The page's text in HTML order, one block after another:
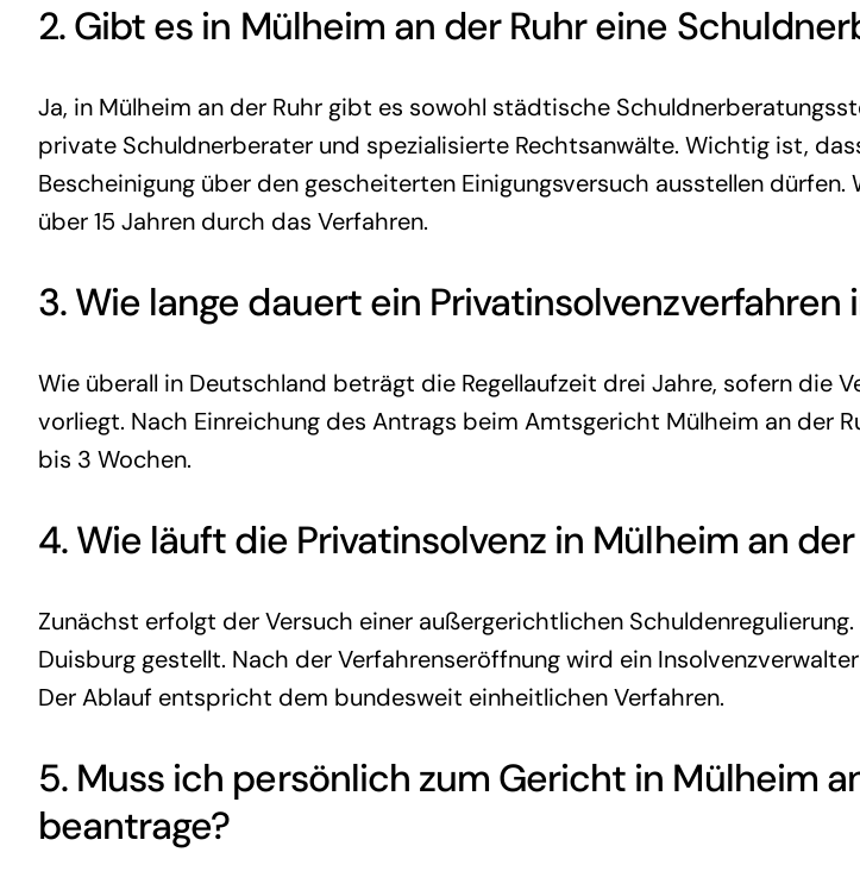
2. Gibt es in Mülheim an der Ruhr eine
Ja, in Mülheim an der Ruhr gibt es sowohl städtische
private Schuldnerberater und spezialisierte Rechtsanwälte. Wichtig ist,
Bescheinigung über den gescheiterten Einigungsversuch ausstellen
über 15 Jahren durch das Verfahren.
3. Wie lange dauert ein
Wie überall in Deutschland beträgt die Regellaufzeit drei Jahre, sofern die
vorliegt. Nach Einreichung des Antrags beim Amtsgericht Mülheim an der
bis 3 Wochen.
4. Wie läuft die Privatinsolvenz in Mülheim an
Zunächst erfolgt der Versuch einer außergerichtlichen
Duisburg gestellt. Nach der Verfahrenseröffnung wird ein
Der Ablauf entspricht dem bundesweit einheitlichen Verfahren.
5. Muss ich persönlich zum Gericht in Mülheim
beantrage?